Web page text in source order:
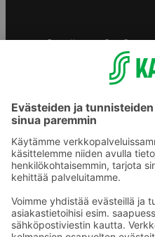
S-ryhmän palvelut
Asiakasomistajuus
Yhteishyvä Ruoka -sovellus
Prisma.fi
Sokos.fi
S-Pankki
Sokos Hotels
Raflaamo